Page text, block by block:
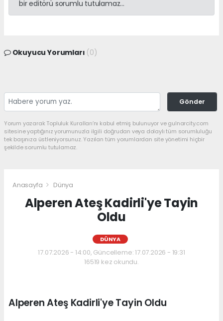
bir editörü sorumlu tutulamaz...
Okuyucu Yorumları (0)
Gönder
Yorum yazarak Topluluk Kuralları’nı kabul etmiş bulunuyor ve gulnarcity.com
sitesine yaptığınız yorumunuzla ilgili doğrudan veya dolaylı tüm sorumluluğu
tek başınıza üstleniyorsunuz. Yazılan tüm yorumlardan site yönetimi hiçbir
şekilde sorumlu tutulamaz.
Anasayfa Dünya
Alperen Ateş Kadirli'ye Tayin
Oldu
DÜNYA
17.07.2026 - 14:00, Güncelleme: 17.07.2026 - 19:31
16519 kez okundu.
Alperen Ateş Kadirli'ye Tayin Oldu